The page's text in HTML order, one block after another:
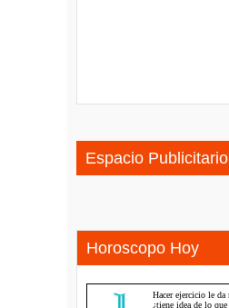
Espacio Publicitario
Horoscopo Hoy